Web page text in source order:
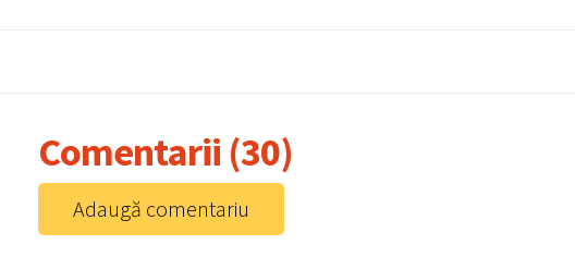
Comentarii (30)
Adaugă comentariu